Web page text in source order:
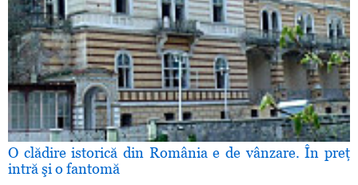
O clădire istorică din România e de vânzare. În preţ
intră şi o fantomă